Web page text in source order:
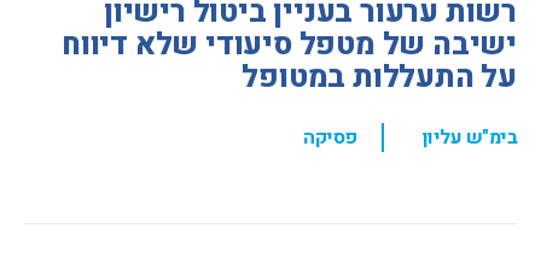
רשות ערעור בעניין ביטול רישיון
ישיבה של מטפל סיעודי שלא דיווח
על התעללות במטופל
בימ"ש עליון , פסיקה